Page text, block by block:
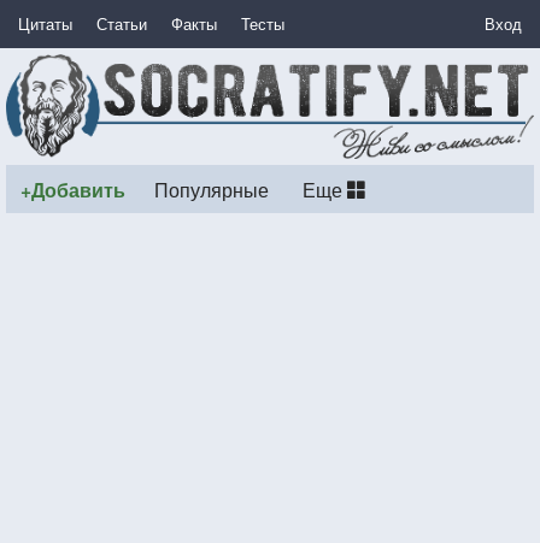
Цитаты Статьи Факты Тесты Вход
+Добавить Популярные Еще